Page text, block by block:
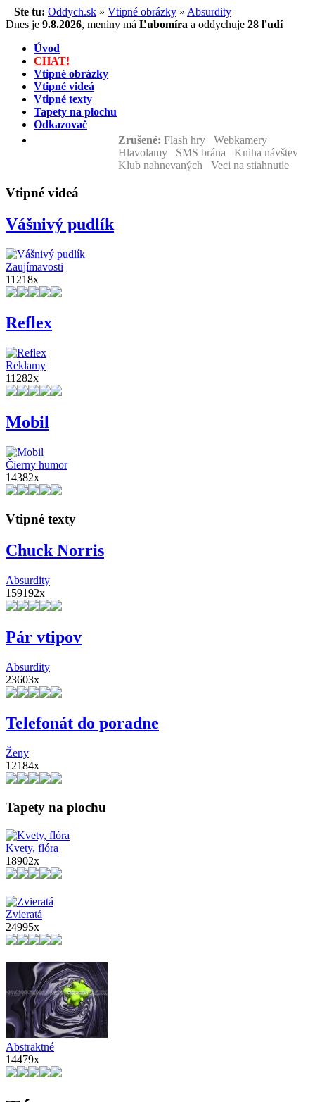
Ste tu: Oddych.sk » Vtipné obrázky » Absurdity
Dnes je 9.8.2026, meniny má Ľubomíra a oddychuje 28 ľudí
Úvod
CHAT!
Vtipné obrázky
Vtipné videá
Vtipné texty
Tapety na plochu
Odkazovač
Zrušené: Flash hry Webkamery
Hlavolamy SMS brána Kniha návštev
Klub nahnevaných Veci na stiahnutie
Vtipné videá
Vášnivý pudlík
Zaujímavosti
11218x
Reflex
Reklamy
11282x
Mobil
Čierny humor
14382x
Vtipné texty
Chuck Norris
Absurdity
159192x
Pár vtipov
Absurdity
23603x
Telefonát do poradne
Ženy
12184x
Tapety na plochu
Kvety, flóra
18902x
Zvieratá
24995x
Abstraktné
14479x